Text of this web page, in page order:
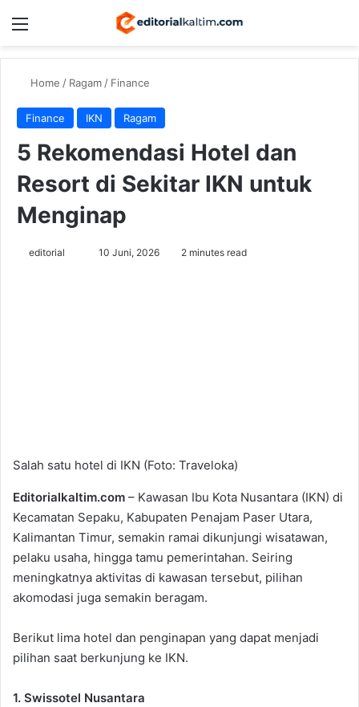
Menu
Home / Ragam/ Finance
Finance IKN Ragam
5 Rekomendasi Hotel dan
Resort di Sekitar IKN untuk
Menginap
editorial
Send10 Juni, 2026 2 minutes read
Salah satu hotel di IKN (Foto: Traveloka)
Editorialkaltim.com – Kawasan Ibu Kota Nusantara (IKN) di
Kecamatan Sepaku, Kabupaten Penajam Paser Utara,
Kalimantan Timur, semakin ramai dikunjungi wisatawan,
pelaku usaha, hingga tamu pemerintahan. Seiring
meningkatnya aktivitas di kawasan tersebut, pilihan
akomodasi juga semakin beragam.
Berikut lima hotel dan penginapan yang dapat menjadi
pilihan saat berkunjung ke IKN.
1. Swissotel Nusantara